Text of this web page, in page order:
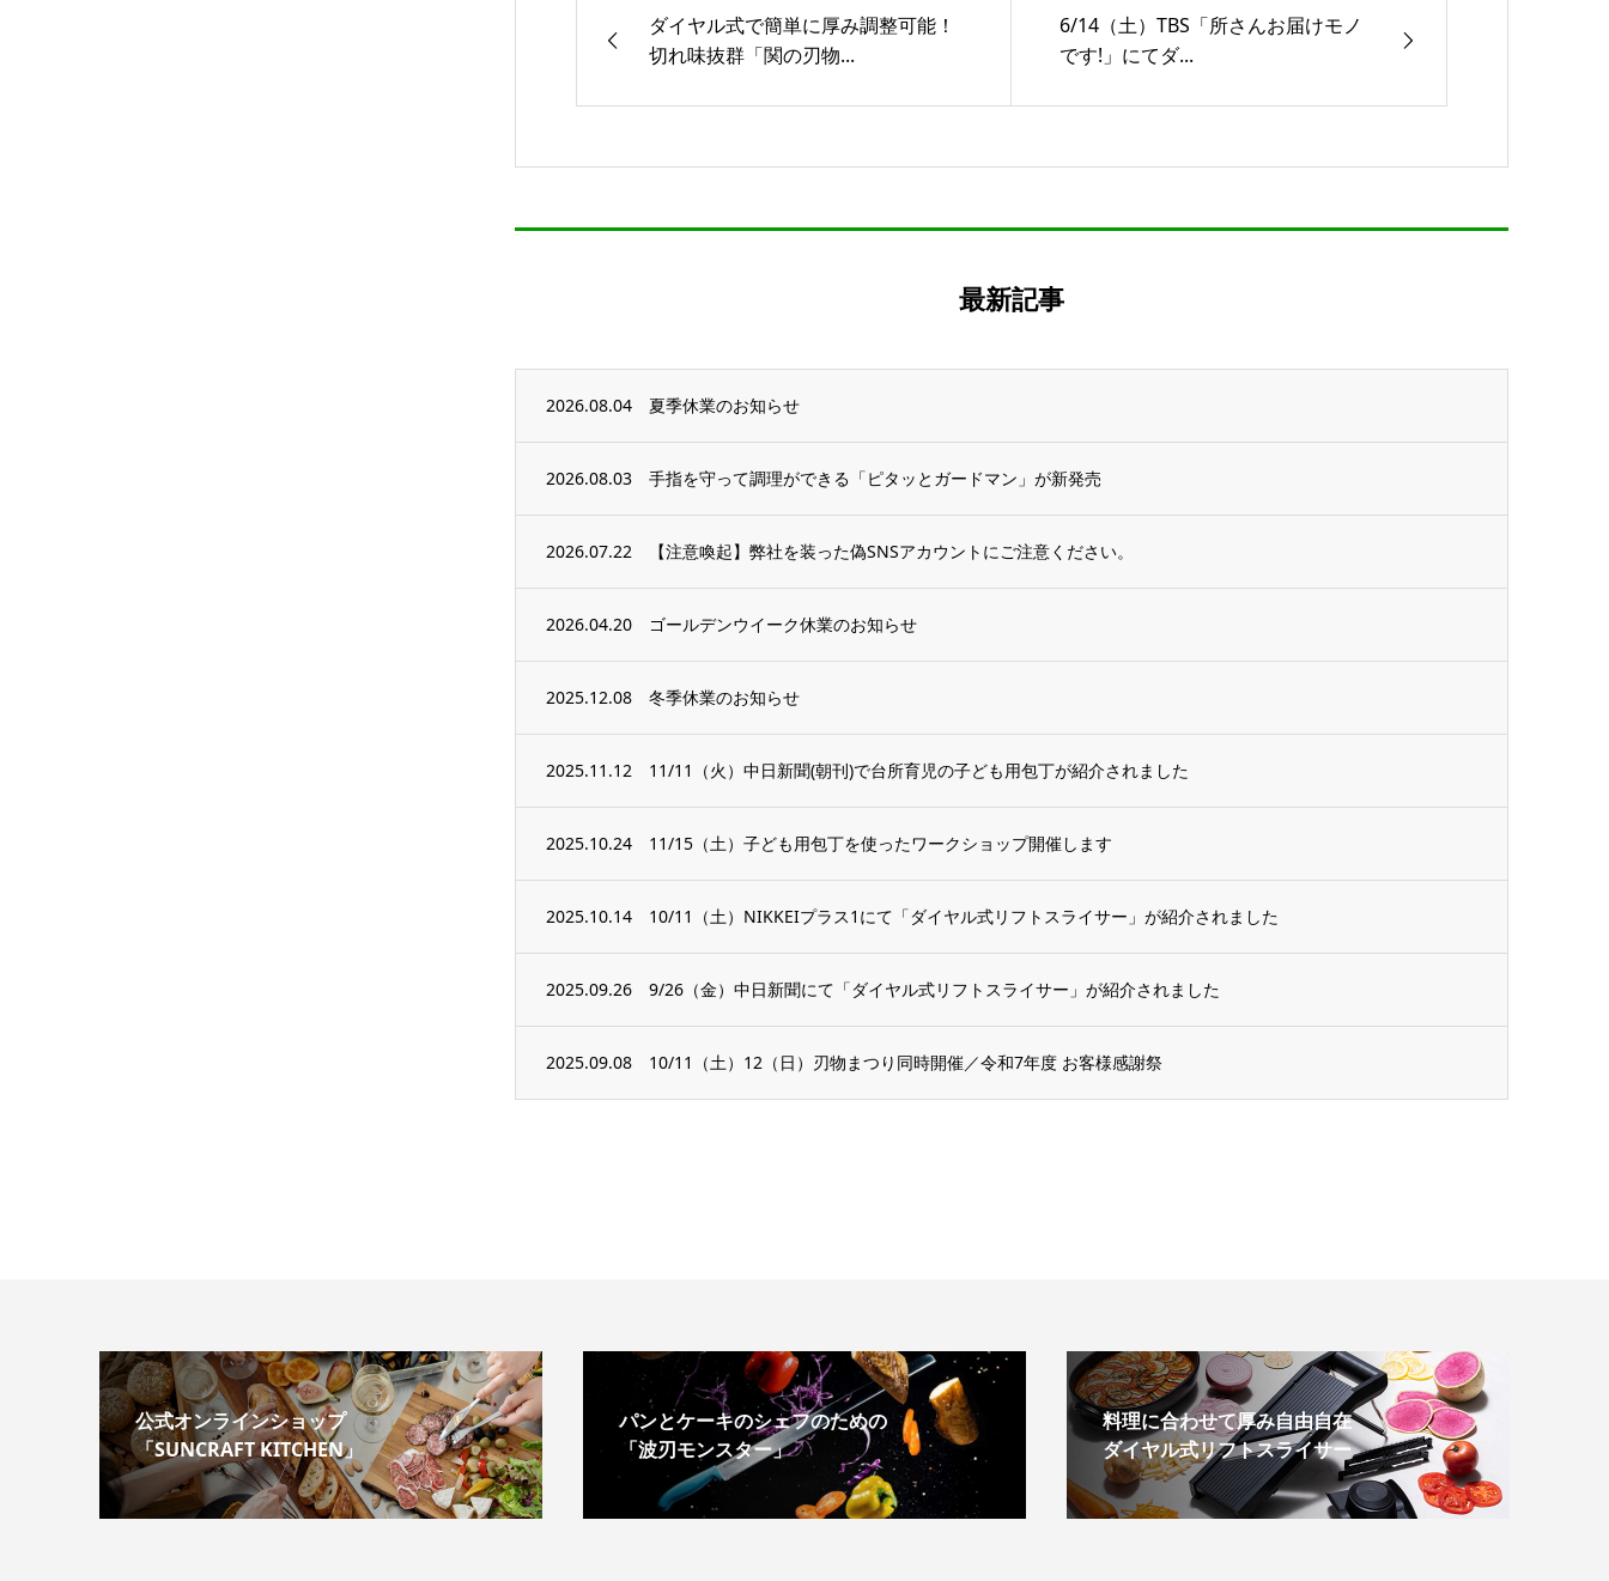
ダイヤル式で簡単に厚み調整可能！
切れ味抜群「関の刃物...
6/14（土）TBS「所さんお届けモノ
です!」にてダ...
最新記事
2026.08.04 夏季休業のお知らせ
2026.08.03 手指を守って調理ができる「ピタッとガードマン」が新発売
2026.07.22 【注意喚起】弊社を装った偽SNSアカウントにご注意ください。
2026.04.20 ゴールデンウイーク休業のお知らせ
2025.12.08 冬季休業のお知らせ
2025.11.12 11/11（火）中日新聞(朝刊)で台所育児の子ども用包丁が紹介されました
2025.10.24 11/15（土）子ども用包丁を使ったワークショップ開催します
2025.10.14 10/11（土）NIKKEIプラス1にて「ダイヤル式リフトスライサー」が紹介されました
2025.09.26 9/26（金）中日新聞にて「ダイヤル式リフトスライサー」が紹介されました
2025.09.08 10/11（土）12（日）刃物まつり同時開催／令和7年度 お客様感謝祭
公式オンラインショップ
「SUNCRAFT KITCHEN」
パンとケーキのシェフのための
「波刃モンスター」
料理に合わせて厚み自由自在
ダイヤル式リフトスライサー